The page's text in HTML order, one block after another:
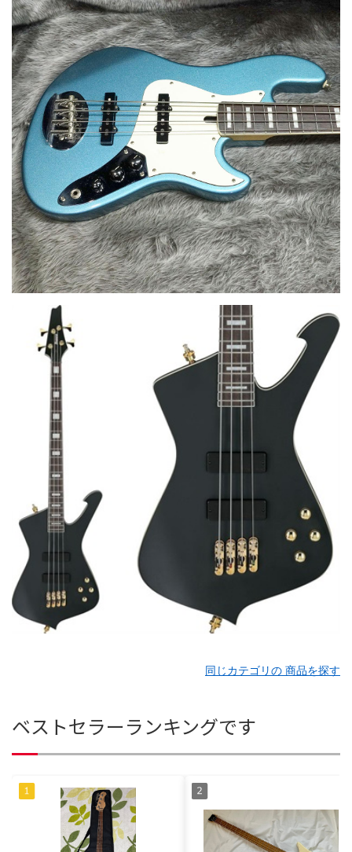
同じカテゴリの 商品を探す
ベストセラーランキングです